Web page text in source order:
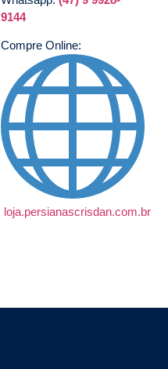
9144
Compre Online:
loja.persianascrisdan.com.br